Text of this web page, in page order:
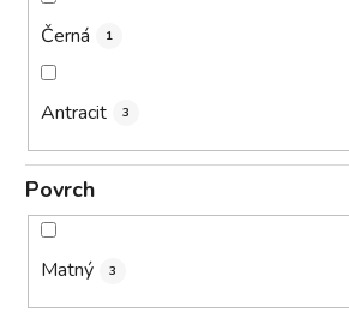
Černá 1
Antracit 3
Povrch
Matný 3